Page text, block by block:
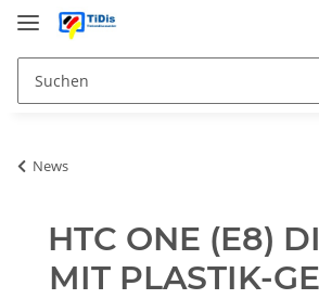
News
HTC ONE (E8)
MIT PLASTIK-